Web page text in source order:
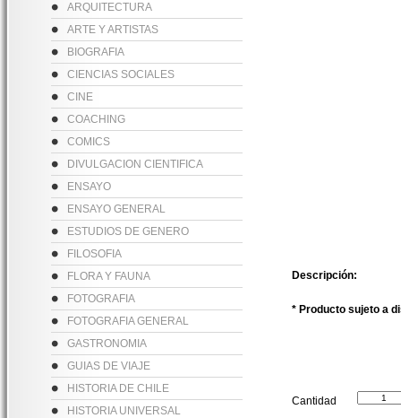
ARQUITECTURA
ARTE Y ARTISTAS
BIOGRAFIA
CIENCIAS SOCIALES
CINE
COACHING
COMICS
DIVULGACION CIENTIFICA
ENSAYO
ENSAYO GENERAL
ESTUDIOS DE GENERO
FILOSOFIA
FLORA Y FAUNA
FOTOGRAFIA
FOTOGRAFIA GENERAL
GASTRONOMIA
GUIAS DE VIAJE
HISTORIA DE CHILE
HISTORIA UNIVERSAL
Descripción:
* Producto sujeto a
Cantidad